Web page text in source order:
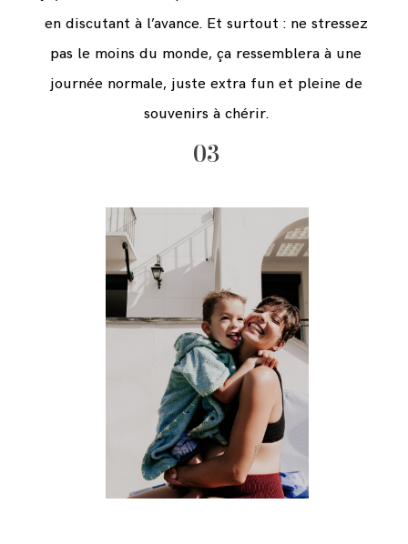
en discutant à l’avance. Et surtout : ne stressez
pas le moins du monde, ça ressemblera à une
journée normale, juste extra fun et pleine de
souvenirs à chérir.
03